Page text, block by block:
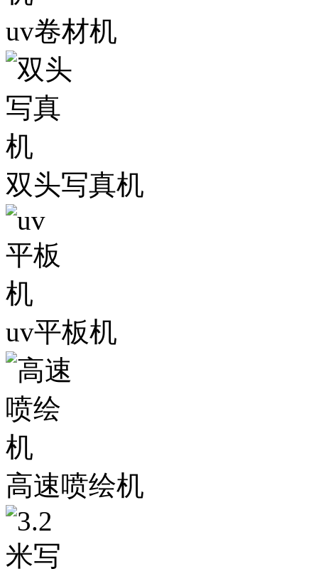
uv卷材机
双头写真机
uv平板机
高速喷绘机